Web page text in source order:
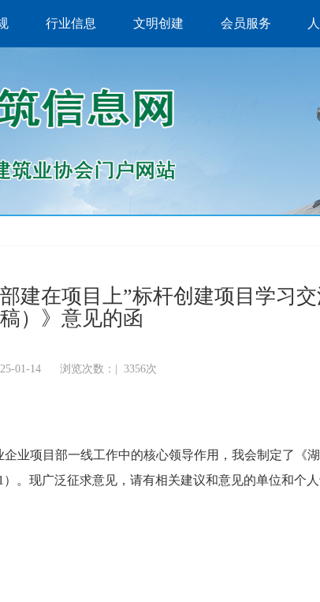
行业信息 文明创建 会员服务
建在项目上”标杆创建项目学习
）》意见的函
01-14 浏览次数：| 3356次
项目部一线工作中的核心领导作用，我会制定了《
。现广泛征求意见，请有相关建议和意见的单位和个